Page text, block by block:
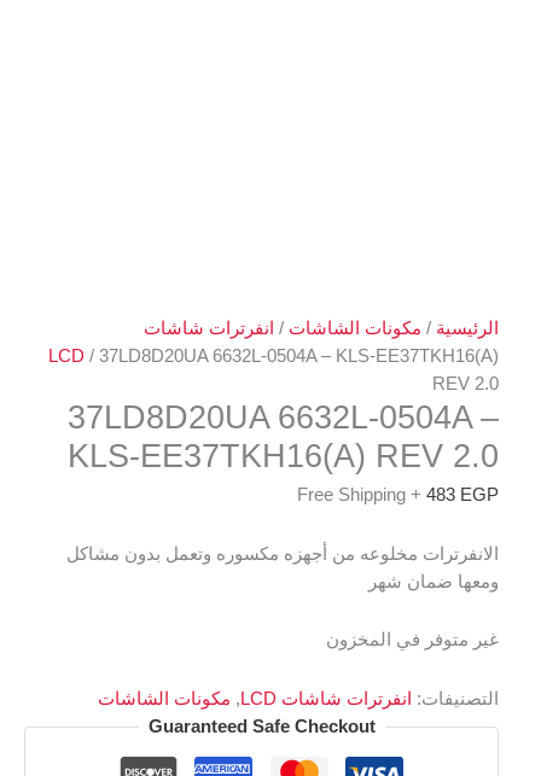
الرئيسية / مكونات الشاشات / انفرترات شاشات
LCD / 37LD8D20UA 6632L-0504A – KLS-EE37TKH16(A)
REV 2.0
37LD8D20UA 6632L-0504A –
KLS-EE37TKH16(A) REV 2.0
483 EGP
+ Free Shipping
الانفرترات مخلوعه من أجهزه مكسوره وتعمل بدون مشاكل
ومعها ضمان شهر
غير متوفر في المخزون
التصنيفات: انفرترات شاشات LCD , مكونات الشاشات
Guaranteed Safe Checkout